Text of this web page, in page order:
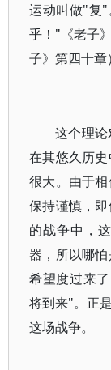
运动叫做"复"
乎！"《老子
子》第四十章）
这个理
在其悠久历
很大。由于
保持谨慎，
的战争中，
器，所以哪
希望度过来
将到来"。正
这场战争。